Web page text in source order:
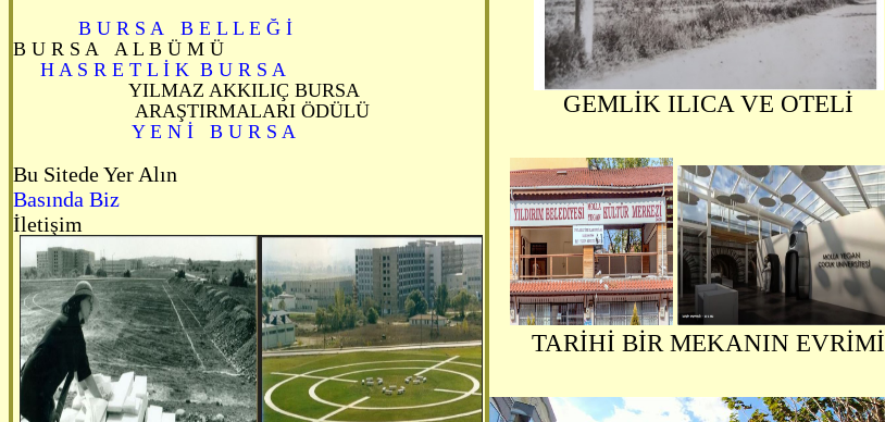
B U R S A B E L L E Ğ İ
B U R S A A L B Ü M Ü
H A S R E T L İ K B U R S A
YILMAZ AKKILIÇ BURSA
ARAŞTIRMALARI ÖDÜLÜ
Y E N İ B U R S A
Bu Sitede Yer Alın
Basında Biz
İletişim
GEMLİK ILICA VE OTELİ
TARİHİ BİR MEKANIN EVRİMİ